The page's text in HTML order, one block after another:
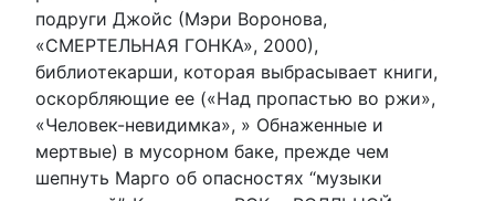
подруги Джойс (Мэри Воронова,
«СМЕРТЕЛЬНАЯ ГОНКА», 2000),
библиотекарши, которая выбрасывает книги,
оскорбляющие ее («Над пропастью во ржи»,
«Человек-невидимка», » Обнаженные и
мертвые) в мусорном баке, прежде чем
шепнуть Марго об опасностях “музыки